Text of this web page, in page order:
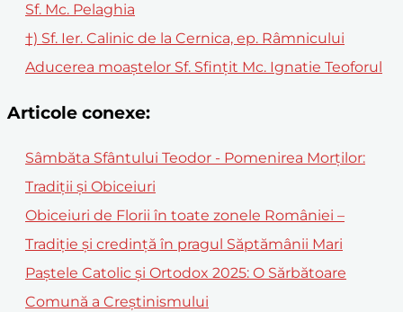
Sf. Mc. Pelaghia
†) Sf. Ier. Calinic de la Cernica, ep. Râmnicului
Aducerea moaştelor Sf. Sfinţit Mc. Ignatie Teoforul
Articole conexe:
Sâmbăta Sfântului Teodor - Pomenirea Morților:
Tradiții și Obiceiuri
Obiceiuri de Florii în toate zonele României –
Tradiție și credință în pragul Săptămânii Mari
Paștele Catolic și Ortodox 2025: O Sărbătoare
Comună a Creștinismului